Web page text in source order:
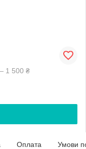
1 500 ₴
Оплата Умови